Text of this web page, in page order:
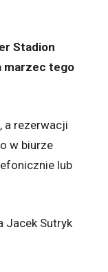
Stadion
marzec tego
a rezerwacji
w biurze
lub
Jacek Sutryk